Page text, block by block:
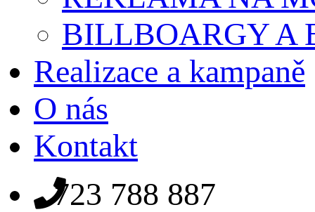
BILLBOARGY A
Realizace a kampaně
O nás
Kontakt
723 788 887